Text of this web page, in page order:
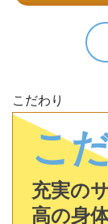
こだわり
こ
充実の
高の身